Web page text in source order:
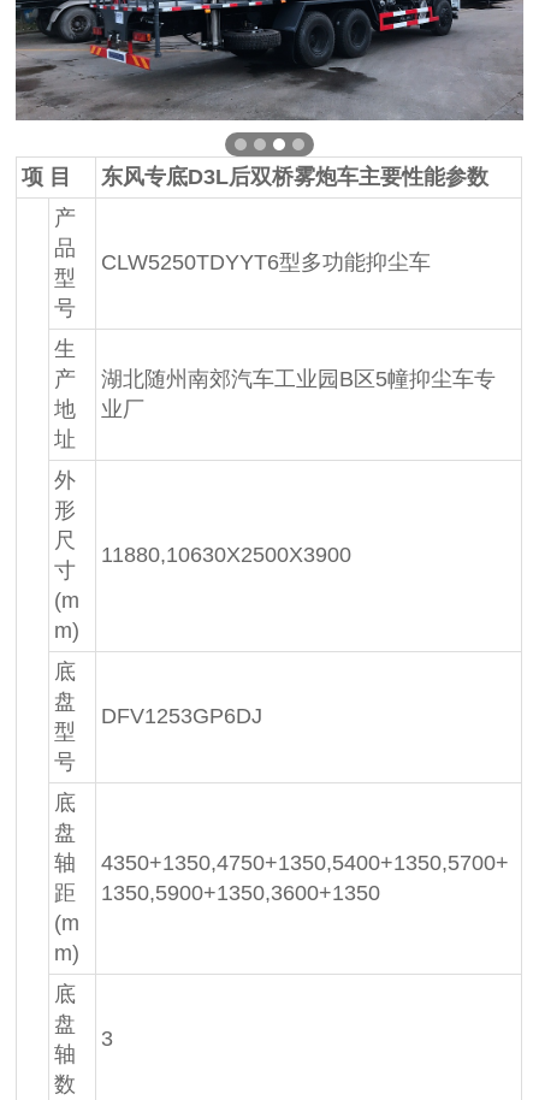
项 目 东风专底D3L后双桥雾炮车主要性能参数
产
品
型
号
CLW5250TDYYT6型多功能抑尘车
生
产
地
址
湖北随州南郊汽车工业园B区5幢抑尘车专
业厂
外
形
尺
寸
(m
m)
11880,10630X2500X3900
底
盘
型
号
DFV1253GP6DJ
底
盘
轴
距
(m
m)
4350+1350,4750+1350,5400+1350,5700+
1350,5900+1350,3600+1350
底
盘
轴
数
3